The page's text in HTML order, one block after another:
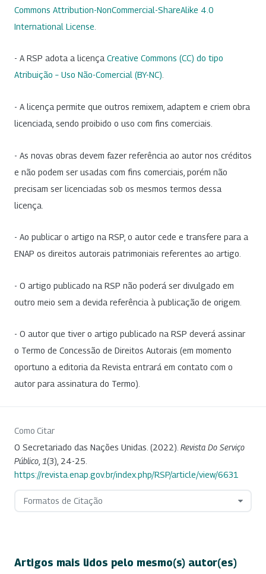
Commons Attribution-NonCommercial-ShareAlike 4.0
International License
- A RSP adota a licença Creative Commons (CC) do tipo
Atribuição – Uso Não-Comercial (BY-NC).
- A licença permite que outros remixem, adaptem e criem obra
licenciada, sendo proibido o uso com fins comerciais.
- As novas obras devem fazer referência ao autor nos créditos
e não podem ser usadas com fins comerciais, porém não
precisam ser licenciadas sob os mesmos termos dessa
licença.
- Ao publicar o artigo na RSP, o autor cede e transfere para a
ENAP os direitos autorais patrimoniais referentes ao artigo.
- O artigo publicado na RSP não poderá ser divulgado em
outro meio sem a devida referência à publicação de origem.
- O autor que tiver o artigo publicado na RSP deverá assinar
o Termo de Concessão de Direitos Autorais (em momento
oportuno a editoria da Revista entrará em contato com o
autor para assinatura do Termo).
Como Citar
O Secretariado das Nações Unidas. (2022). Revista Do Serviço
Público 1(3), 24-25.
https://revista.enap.gov.br/index.php/RSP/article/view/6631
Formatos de Citação
Artigos mais lidos pelo mesmo(s) autor(es)